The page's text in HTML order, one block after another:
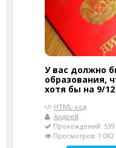
У вас должно
образования,
хотя бы на 9/12
HTML-код
Андрей
Прохождений: 539
Просмотров: 1 082